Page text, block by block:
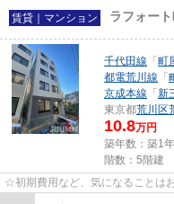
賃貸｜マンション ラフォー
千代田線 「町
都電荒川線 「
京成本線 「新
東京都荒川区
10.8万円
築年数：築1
階数：5階建
☆初期費用など、気になることは